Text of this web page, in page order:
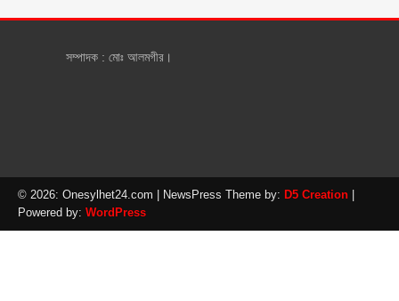
সম্পাদক : মোঃ আলমগীর।
© 2026: Onesylhet24.com | NewsPress Theme by: D5 Creation
Powered by: WordPress